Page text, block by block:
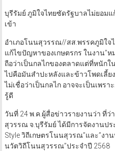
บุรีรัมย์ ภูมิใจไทยซัดรัฐบาลไม่ยอม
เข้า
อำเภอโนนสุวรรณ//สส.พรรคภูมิใจ
แก้ไขปัญหาของเกษตรกร ในงาน”
ถือว่าเป็นกลไกของตลาดแต่ที่หนักใ
ไปคือมันสำปะหลังและข้าวโพดเลี้ย
ไม่เชื่อว่าเป็นกลไก อาจจะเป็นเพร
รู้ดี
วันที่ 24 พ.ค.ผู้สื่อข่าวรายงานว่า ที่
สุวรรณ จ.บุรีรัมย์ ได้มีการจัดงานปร
Style วิถีเกษตรโนนสุวรณ”และ”ง
นวัตวิถีโนนสุวรรณ”ประจำปี 2568